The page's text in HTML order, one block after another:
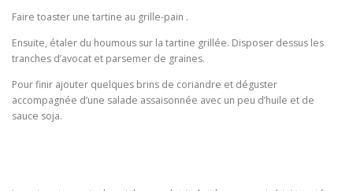
Faire toaster une tartine au grille-pain .
Ensuite, étaler du houmous sur la tartine grillée. Disposer dessus les
tranches d’avocat et parsemer de graines.
Pour finir ajouter quelques brins de coriandre et déguster
accompagnée d’une salade assaisonnée avec un peu d’huile et de
sauce soja.